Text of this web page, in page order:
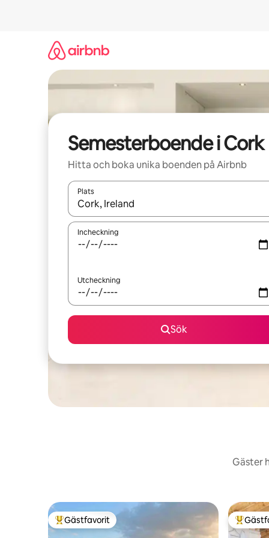
Semesterboende i Cork
Hitta och boka unika boenden på Airbnb
Plats
När resultaten är tillgängliga kan du navigera
Incheckning
Utcheckning
Sök
Gäster
Populär gästfavorit
Gästfavorit